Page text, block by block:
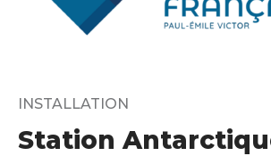
INSTALLATION
Station